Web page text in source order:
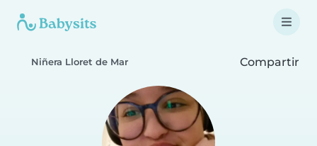
Niñera Lloret de Mar Compartir